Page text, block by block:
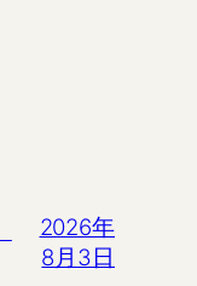
2026年
8月3日